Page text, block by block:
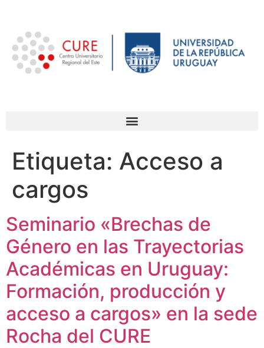
Etiqueta: Acceso a
cargos
Seminario «Brechas de
Género en las Trayectorias
Académicas en Uruguay:
Formación, producción y
acceso a cargos» en la sede
Rocha del CURE